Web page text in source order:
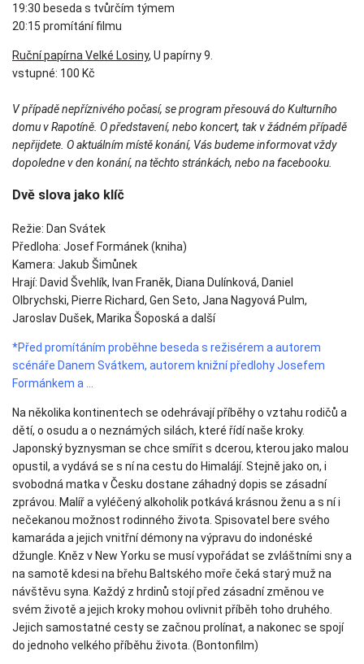
19:30 beseda s tvůrčím týmem
20:15 promítání filmu
Ruční papírna Velké Losiny, U papírny 9.
vstupné: 100 Kč
V případě nepříznivého počasí, se program přesouvá do Kulturního
domu v Rapotíně. O představení, nebo koncert, tak v žádném případě
nepřijdete. O aktuálním místě konání, Vás budeme informovat vždy
dopoledne v den konání, na těchto stránkách, nebo na facebooku.
Dvě slova jako klíč
Režie: Dan Svátek
Předloha: Josef Formánek (kniha)
Kamera: Jakub Šimůnek
Hrají: David Švehlík, Ivan Franěk, Diana Dulínková, Daniel
Olbrychski, Pierre Richard, Gen Seto, Jana Nagyová Pulm,
Jaroslav Dušek, Marika Šoposká a další
*Před promítáním proběhne beseda s režisérem a autorem
scénáře Danem Svátkem, autorem knižní předlohy Josefem
Formánkem a ...
Na několika kontinentech se odehrávají příběhy o vztahu rodičů a
dětí, o osudu a o neznámých silách, které řídí naše kroky.
Japonský byznysman se chce smířit s dcerou, kterou jako malou
opustil, a vydává se s ní na cestu do Himalájí. Stejně jako on, i
svobodná matka v Česku dostane záhadný dopis se zásadní
zprávou. Malíř a vyléčený alkoholik potkává krásnou ženu a s ní i
nečekanou možnost rodinného života. Spisovatel bere svého
kamaráda a jejich vnitřní démony na výpravu do indonéské
džungle. Kněz v New Yorku se musí vypořádat se zvláštními sny a
na samotě kdesi na břehu Baltského moře čeká starý muž na
návštěvu syna. Každý z hrdinů stojí před zásadní změnou ve
svém životě a jejich kroky mohou ovlivnit příběh toho druhého.
Jejich samostatné cesty se začnou prolínat, a nakonec se spojí
do jednoho velkého příběhu života. (Bontonfilm)